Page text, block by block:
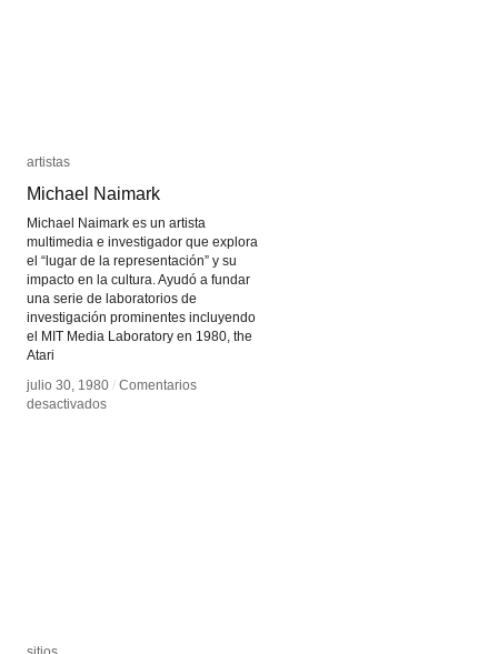
artistas
Michael Naimark
Michael Naimark es un artista
multimedia e investigador que explora
el “lugar de la representación” y su
impacto en la cultura. Ayudó a fundar
una serie de laboratorios de
investigación prominentes incluyendo
el MIT Media Laboratory en 1980, the
Atari
julio 30, 1980 / Comentarios
desactivadosen
artistas
Michael Naimark
julio 30, 1980 / Comentarios
desactivadosen